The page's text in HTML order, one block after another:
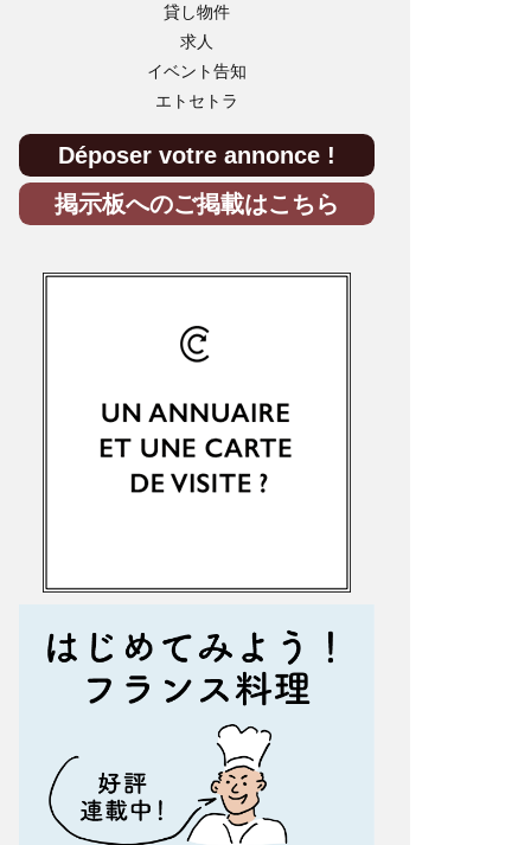
貸し物件
求人
イベント告知
エトセトラ
Déposer votre annonce !
掲示板へのご掲載はこちら